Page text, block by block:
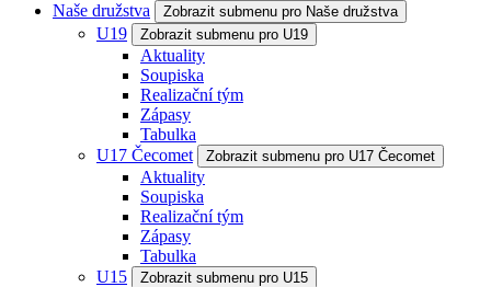
Naše družstva
Zobrazit submenu pro Naše družstva
U19 Zobrazit submenu pro U19
Aktuality
Soupiska
Realizační tým
Zápasy
Tabulka
U17 Čecomet
Zobrazit submenu pro U17 Čecomet
Aktuality
Soupiska
Realizační tým
Zápasy
Tabulka
U15
Zobrazit submenu pro U15